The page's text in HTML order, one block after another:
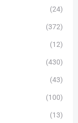
(24)
(372)
(12)
(430)
(43)
(100)
(13)